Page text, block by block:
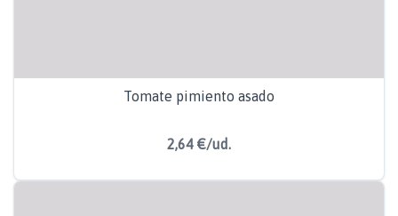
Tomate pimiento asado
2,64 €/ud.